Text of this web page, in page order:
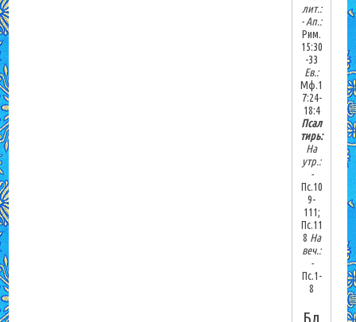
лит.:
-Ап.:
Рим.
15:30
-33
Ев.:
Мф.1
7:24-
18:4
Псал
тирь:
На
утр.:
-
Пс.10
9-
111;
Пс.11
8 На
веч.:
-
Пс.1-
8
Бл